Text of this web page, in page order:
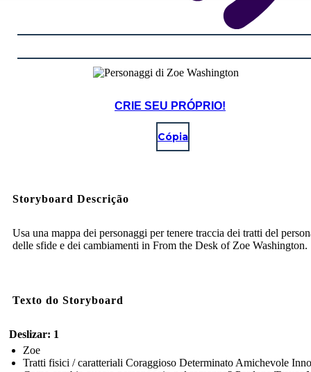
CRIE SEU PRÓPRIO!
Cópia
Storyboard Descrição
Usa una mappa dei personaggi per tenere traccia dei tratti del
delle sfide e dei cambiamenti in From the Desk of Zoe Washington.
Texto do Storyboard
Deslizar: 1
Zoe
Tratti fisici / caratteriali Coraggioso Determinato Amichevole